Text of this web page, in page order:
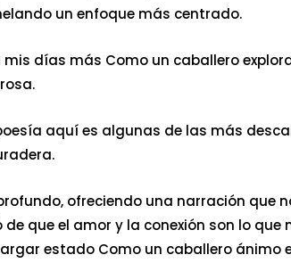
un enfoque más centrado.
días más Como un caballero
aquí es algunas de las más
ofreciendo una narración que
que el amor y la conexión son lo
estado Como un caballero